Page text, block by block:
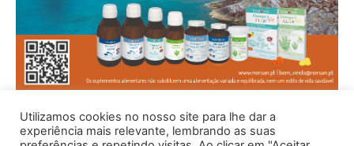
Utilizamos cookies no nosso site para lhe dar a
experiência mais relevante, lembrando as suas